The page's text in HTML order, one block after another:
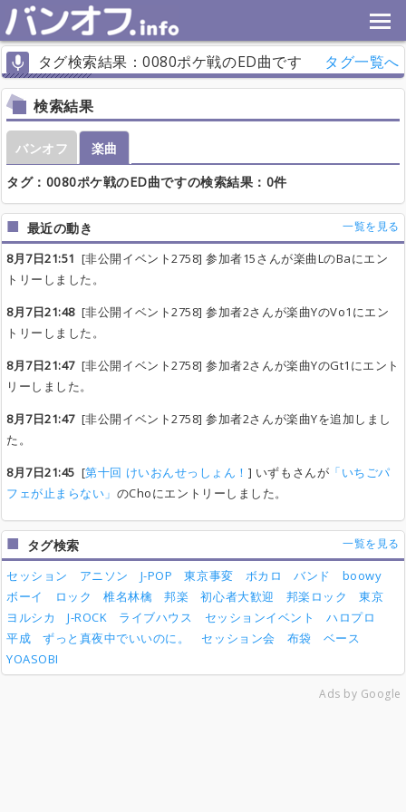
タグ検索結果：0080ポケ戦のED曲です タグ一覧へ
検索結果
バンオフ
楽曲
タグ：0080ポケ戦のED曲ですの検索結果：0件
最近の動き 一覧を見る
8月7日21:51 [非公開イベント2758] 参加者15さんが楽曲LのBaにエン
トリーしました。
8月7日21:48[非公開イベント2758] 参加者2さんが楽曲YのVo1にエン
トリーしました。
8月7日21:47[非公開イベント2758] 参加者2さんが楽曲YのGt1にエント
リーしました。
8月7日21:47[非公開イベント2758] 参加者2さんが楽曲Yを追加しまし
た。
8月7日21:45 [第十回 けいおんせっしょん！ ] いずもさんが 「いちごパ
フェが止まらない」 のChoにエントリーしました。
タグ検索 一覧を見る
セッション アニソン J-POP 東京事変 ボカロ バンド
boowy
ボーイ
ロック 椎名林檎 邦楽 初心者大歓迎 邦楽ロック
東京
ヨルシカ
J-ROCK ライブハウス セッションイベント
ハロプロ
平成
ずっと真夜中でいいのに。 セッション会 布袋
ベース
YOASOBI
Ads by Google